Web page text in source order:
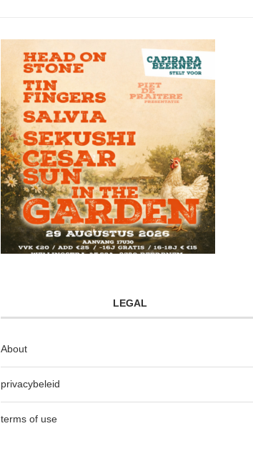
LEGAL
About
privacybeleid
terms of use